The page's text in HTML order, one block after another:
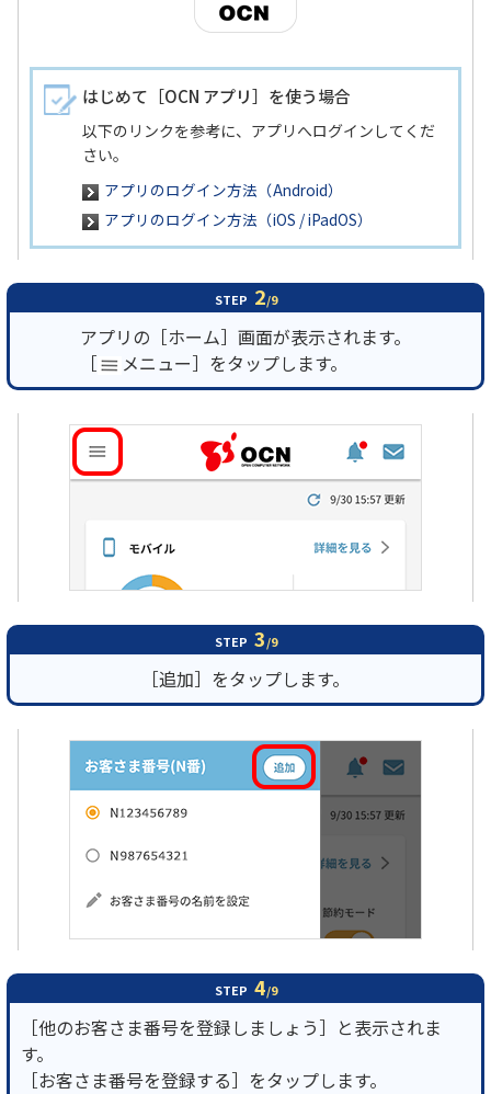
はじめて［OCN アプリ］を使う場合
以下のリンクを参考に、アプリへログインしてくだ
さい。
アプリのログイン方法（Android）
アプリのログイン方法（iOS / iPadOS）
STEP 2/9
アプリの［ホーム］画面が表示されます。
［
メニュー］をタップします。
STEP 3/9
［追加］をタップします。
STEP 4/9
［他のお客さま番号を登録しましょう］と表示されま
す。
［お客さま番号を登録する］をタップします。